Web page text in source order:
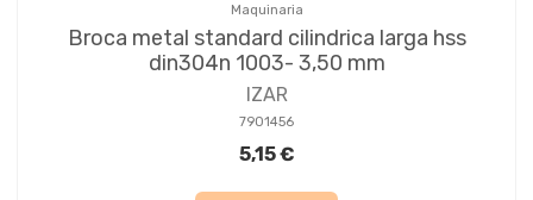
Maquinaria
Broca metal standard cilindrica larga hss
din304n 1003- 3,50 mm
IZAR
7901456
5,15 €